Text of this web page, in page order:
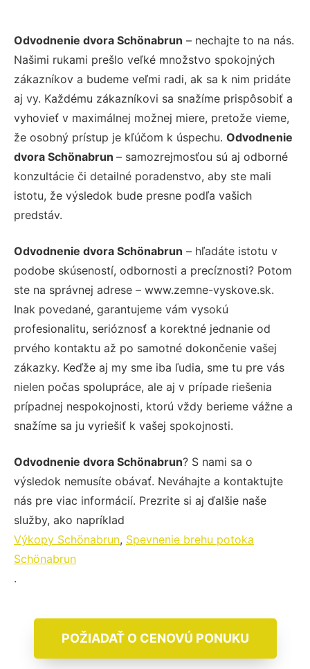
Odvodnenie dvora Schönabrun – nechajte to na nás.
Našimi rukami prešlo veľké množstvo spokojných
zákazníkov a budeme veľmi radi, ak sa k nim pridáte
aj vy. Každému zákazníkovi sa snažíme prispôsobiť a
vyhovieť v maximálnej možnej miere, pretože vieme,
že osobný prístup je kľúčom k úspechu. Odvodnenie
dvora Schönabrun – samozrejmosťou sú aj odborné
konzultácie či detailné poradenstvo, aby ste mali
istotu, že výsledok bude presne podľa vašich
predstáv.
Odvodnenie dvora Schönabrun – hľadáte istotu v
podobe skúseností, odbornosti a precíznosti? Potom
ste na správnej adrese – www.zemne-vyskove.sk.
Inak povedané, garantujeme vám vysokú
profesionalitu, serióznosť a korektné jednanie od
prvého kontaktu až po samotné dokončenie vašej
zákazky. Keďže aj my sme iba ľudia, sme tu pre vás
nielen počas spolupráce, ale aj v prípade riešenia
prípadnej nespokojnosti, ktorú vždy berieme vážne a
snažíme sa ju vyriešiť k vašej spokojnosti.
Odvodnenie dvora Schönabrun? S nami sa o
výsledok nemusíte obávať. Neváhajte a kontaktujte
nás pre viac informácií. Prezrite si aj ďalšie naše
služby, ako napríklad
Výkopy Schönabrun, Spevnenie brehu potoka
Schönabrun
.
POŽIADAŤ O CENOVÚ PONUKU